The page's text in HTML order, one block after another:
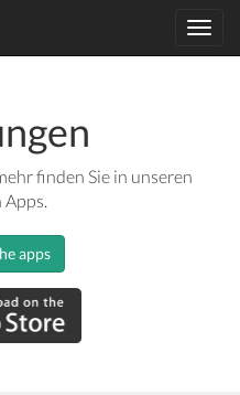
finden Sie in unseren
apps